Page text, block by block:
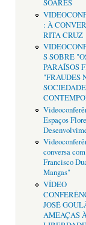
SOARES
: À
RITA CRUZ
S SOBRE
PARAÍSOS
"FRAUDES
SOCIEDADE
Espaços
conversa
Francisco
Mangas"
VÍDEO
JOSÉ
AMEAÇAS